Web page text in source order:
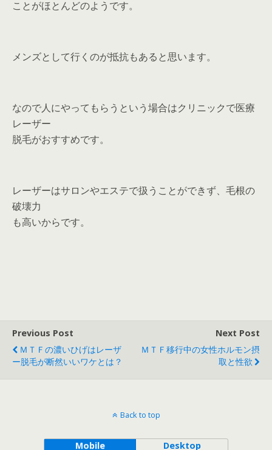
ことがほとんどのようです。
メンズとして行くのが抵抗もあると思います。
なので人にやってもらうという場合はクリニックで医療
レーザー
脱毛がおすすめです。
レーザーはサロンやエステで扱うことができず、毛根の
破壊力
も高いからです。
Previous Post
ＭＴＦの濃いひげはレーザ
ー脱毛が断然いいワケとは？
Next Post
ＭＴＦ移行中の女性ホルモン摂
取と性欲
Back to top
Mobile Desktop